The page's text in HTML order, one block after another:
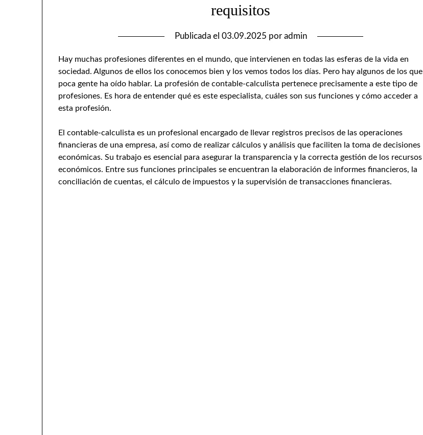
requisitos
Publicada el 03.09.2025 por admin
Hay muchas profesiones diferentes en el mundo, que intervienen en todas las esferas de la vida en
sociedad. Algunos de ellos los conocemos bien y los vemos todos los días. Pero hay algunos de los que
poca gente ha oído hablar. La profesión de contable-calculista pertenece precisamente a este tipo de
profesiones. Es hora de entender qué es este especialista, cuáles son sus funciones y cómo acceder a
esta profesión.
El contable-calculista es un profesional encargado de llevar registros precisos de las operaciones
financieras de una empresa, así como de realizar cálculos y análisis que faciliten la toma de decisiones
económicas. Su trabajo es esencial para asegurar la transparencia y la correcta gestión de los recursos
económicos. Entre sus funciones principales se encuentran la elaboración de informes financieros, la
conciliación de cuentas, el cálculo de impuestos y la supervisión de transacciones financieras.